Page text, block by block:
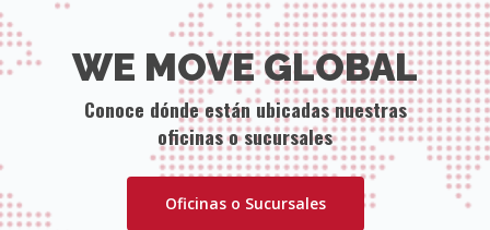
WE MOVE GLOBAL
Conoce dónde están ubicadas nuestras
oficinas o sucursales
Oficinas o Sucursales